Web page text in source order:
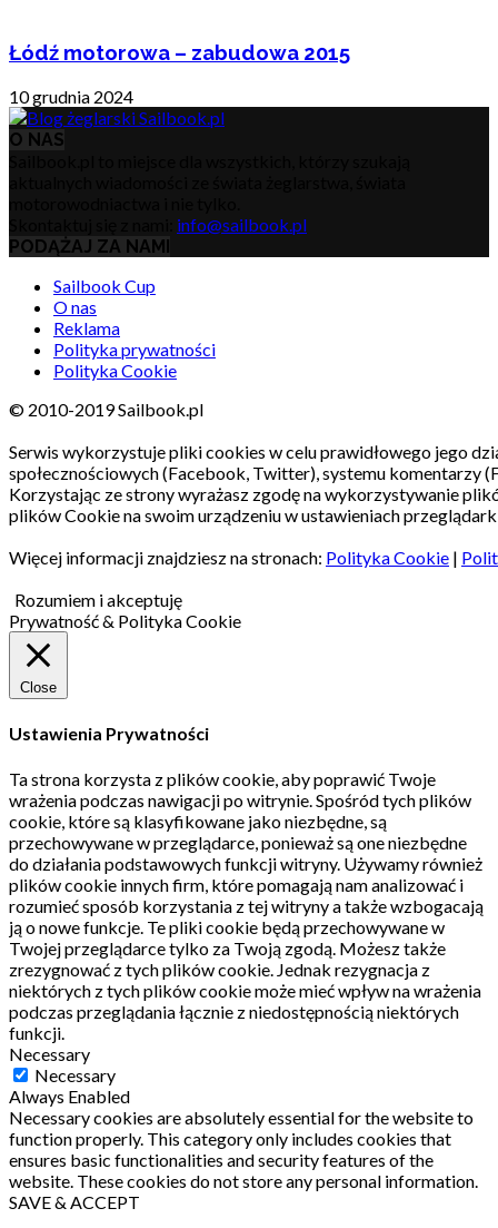
Łódź motorowa – zabudowa 2015
10 grudnia 2024
O NAS
info@sailbook.pl
PODĄŻAJ ZA NAMI
Sailbook Cup
O nas
Reklama
Polityka prywatności
Polityka Cookie
© 2010-2019 Sailbook.pl
Serwis wykorzystuje pliki cookies w celu prawidłowego jego
społecznościowych (Facebook, Twitter), systemu komentarzy
Korzystając ze strony wyrażasz zgodę na wykorzystywanie
plików Cookie na swoim urządzeniu w ustawieniach
Więcej informacji znajdziesz na stronach: Polityka Cookie |
Rozumiem i akceptuję
Prywatność & Polityka Cookie
Close
Ustawienia Prywatności
Ta strona korzysta z plików cookie, aby poprawić Twoje
wrażenia podczas nawigacji po witrynie. Spośród tych plików
cookie, które są klasyfikowane jako niezbędne, są
przechowywane w przeglądarce, ponieważ są one niezbędne
do działania podstawowych funkcji witryny. Używamy również
plików cookie innych firm, które pomagają nam analizować i
rozumieć sposób korzystania z tej witryny a także wzbogacają
ją o nowe funkcje. Te pliki cookie będą przechowywane w
Twojej przeglądarce tylko za Twoją zgodą. Możesz także
zrezygnować z tych plików cookie. Jednak rezygnacja z
niektórych z tych plików cookie może mieć wpływ na wrażenia
podczas przeglądania łącznie z niedostępnością niektórych
funkcji.
Necessary
Necessary
Always Enabled
Necessary cookies are absolutely essential for the website to
function properly. This category only includes cookies that
ensures basic functionalities and security features of the
website. These cookies do not store any personal information.
SAVE & ACCEPT